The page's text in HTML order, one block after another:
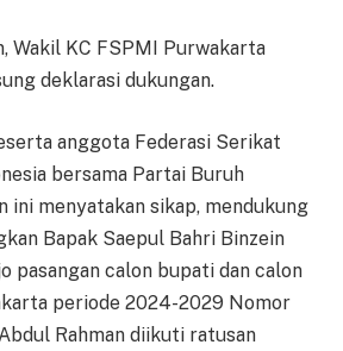
Wakil KC FSPMI Purwakarta
deklarasi dukungan.
anggota Federasi Serikat
bersama Partai Buruh
ini menyatakan sikap, mendukung
Bapak Saepul Bahri Binzein
pasangan calon bupati dan calon
periode 2024-2029 Nomor
Rahman diikuti ratusan